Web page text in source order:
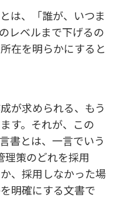
は、「誰が、いつま
レベルまで下げるの
在を明らかにすると
が求められる、もう
す。それが、この
書とは、一言でいう
理策のどれを採用
、採用しなかった場
明確にする文書で